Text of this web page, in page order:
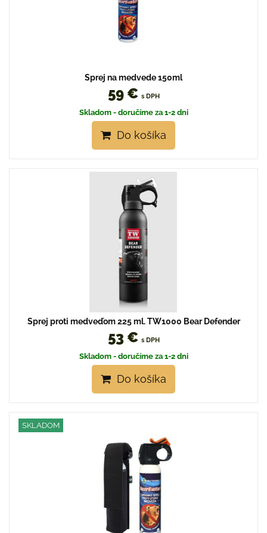
Sprej na medvede 150ml
59 € s DPH
Skladom - doručíme za 1-2 dni
Do košíka
Sprej proti medveďom 225 ml. TW1000 Bear Defender
53 € s DPH
Skladom - doručíme za 1-2 dni
Do košíka
SKLADOM